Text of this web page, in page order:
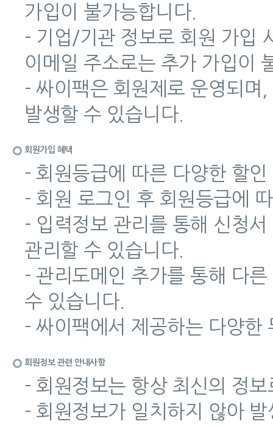
가입이 불가능합니다.
- 기업/기관 정보로 회원 가입
이메일 주소로는 추가 가입이
- 싸이팩은 회원제로 운영되며
발생할 수 있습니다.
회원가입 혜택
- 회원등급에 따른 다양한 할
- 회원 로그인 후 회원등급에
- 입력정보 관리를 통해 신청
관리할 수 있습니다.
- 관리도메인 추가를 통해 다
수 있습니다.
- 싸이팩에서 제공하는 다양한
회원정보 관련 안내사항
- 회원정보는 항상 최신의 정
- 회원정보가 일치하지 않아